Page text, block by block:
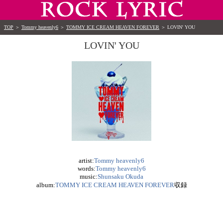
TOP ＞ Tommy heavenly6 ＞ TOMMY ICE CREAM HEAVEN FOREVER ＞ LOVIN' YOU
LOVIN' YOU
artist:Tommy heavenly6
words:Tommy heavenly6
music:Shunsaku Okuda
album:TOMMY ICE CREAM HEAVEN FOREVER収録